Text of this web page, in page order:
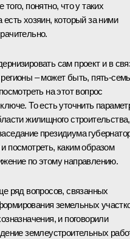
понятно, что у таких
хозяин, который за ними
сам проект и в
– может быть, пять-семь
на этот вопрос
То есть уточнить
жилищного строительства,
президиума
посмотреть, каким образом
по этому направлению.
ряд вопросов, связанных
земельных
и поговорили
землеустроительных